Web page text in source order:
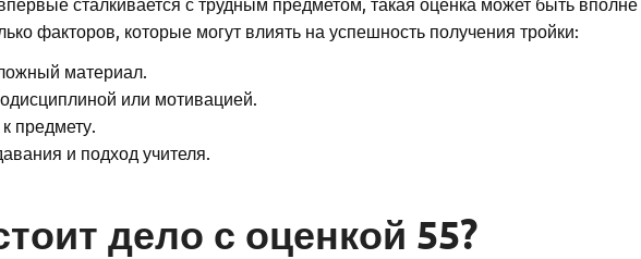
факторов, которые могут влиять на успешность получения тройки:
материал.
или мотивацией.
предмету.
и подход учителя.
дело с оценкой 55?